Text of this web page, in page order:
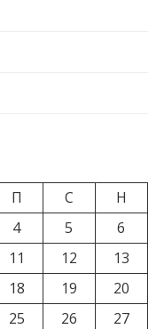
П С
Н
4 5
6
11 12
13
18 19
20
25 26
27